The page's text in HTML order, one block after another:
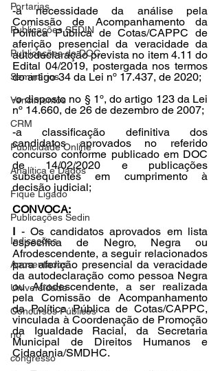
Portarias
Publicações SEDIN
Publicações do DOC
Seminários
Vencimentos
CRM
Publicidade Online
Analítica e Dados
Fique Ligado
Publicações Sedin
Indicações
Aposentados
Universidade
Concursos Públicos
no
congresso
-a necessidade da análise pela
Comissão de Acompanhamento da
Política Pública de Cotas/CAPPC de
aferição presencial da veracidade da
autodeclaração prevista no item 4.11 do
Edital 04/2019, postergada nos termos
do artigo 34 da Lei nº 17.437, de 2020;
-o disposto no § 1º, do artigo 123 da Lei
nº 14.660, de 26 de dezembro de 2007;
-a classificação definitiva dos
candidatos aprovados no referido
concurso conforme publicado em DOC
de 14/02/2020 e publicações
subsequentes em cumprimento à
decisão judicial;
CONVOCA:
I - Os candidatos aprovados em lista
específica de Negro, Negra ou
Afrodescendente, a seguir relacionados
para aferição presencial da veracidade
da autodeclaração como pessoa Negra
ou Afrodescendente, a ser realizada
pela Comissão de Acompanhamento
da Política Pública de Cotas/CAPPC,
vinculada à Coordenação de Promoção
da Igualdade Racial, da Secretaria
Municipal de Direitos Humanos e
Cidadania/SMDHC.